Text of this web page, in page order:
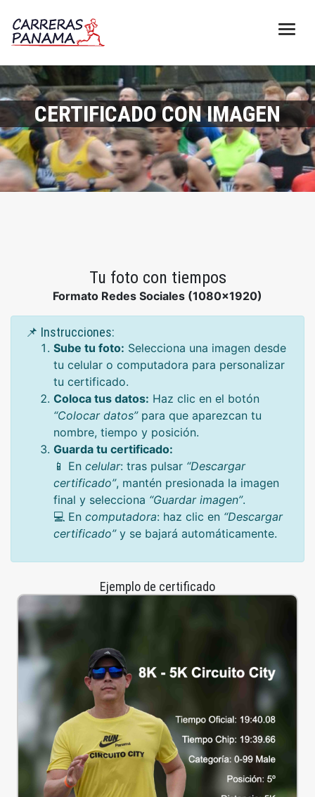
CERTIFICADO CON IMAGEN
Tu foto con tiempos
Formato Redes Sociales (1080x1920)
📌 Instrucciones:
Sube tu foto: Selecciona una imagen desde
tu celular o computadora para personalizar
tu certificado.
Coloca tus datos: Haz clic en el botón
“Colocar datos”para que aparezcan tu
nombre, tiempo y posición.
Guarda tu certificado:
📱 En celular: tras pulsar “Descargar
certificado”, mantén presionada la imagen
final y selecciona “Guardar imagen”.
💻 En computadora: haz clic en “Descargar
certificado”y se bajará automáticamente.
Ejemplo de certificado